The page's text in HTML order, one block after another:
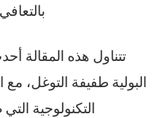
تتناول هذه المقالة
البولية طفيفة التوغل،
التكنولوجية